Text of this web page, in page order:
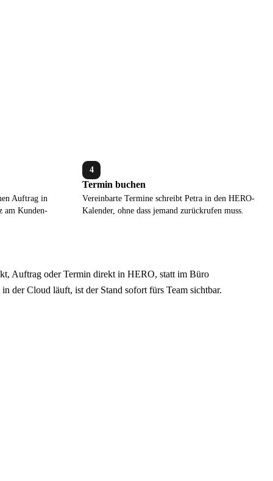
Auftrag in
am Kunden-
4
Termin buchen
Vereinbarte Termine schreibt Petra in den HERO-
Kalender, ohne dass jemand zurückrufen muss.
Auftrag oder Termin direkt in HERO, statt im Büro
der Cloud läuft, ist der Stand sofort fürs Team sichtbar.